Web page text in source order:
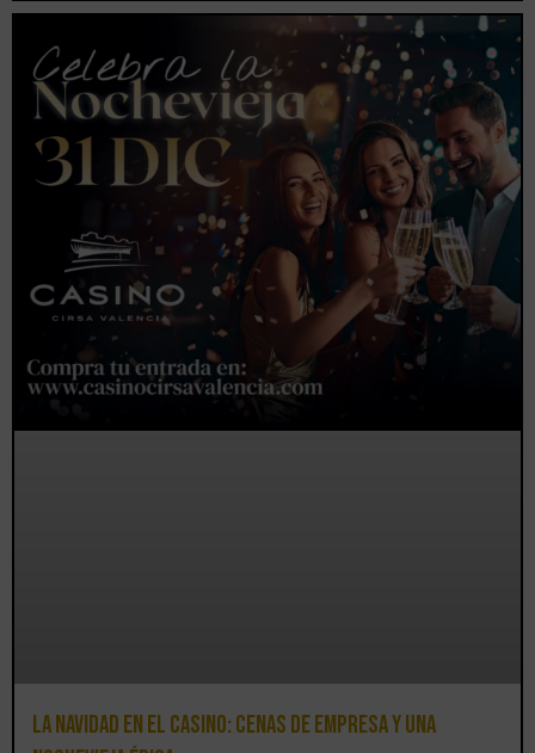
La Navidad en el Casino: cenas de empresa y una